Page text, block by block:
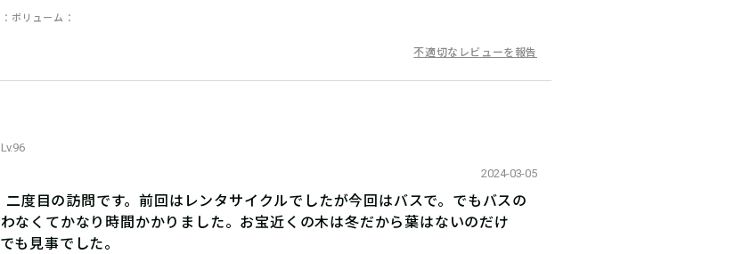
ボリューム
不適切なレビューを報告
2024-03-05
度目の訪問です。前回はレンタサイクルでしたが今回はバスで。でもバスの
なくてかなり時間かかりました。お宝近くの木は冬だから葉はないのだけ
も見事でした。